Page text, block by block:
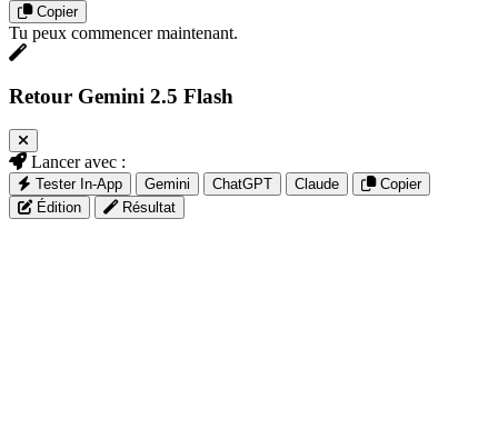
Copier
Tu peux commencer maintenant.
Retour Gemini 2.5 Flash
Lancer avec :
Tester In-App Gemini ChatGPT Claude
Copier
Édition
Résultat